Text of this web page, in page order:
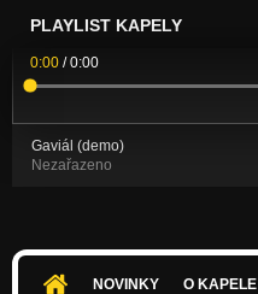
PLAYLIST KAPELY
0:00 /0:00
Gaviál (demo)
Nezařazeno
NOVINKY O KAPELE